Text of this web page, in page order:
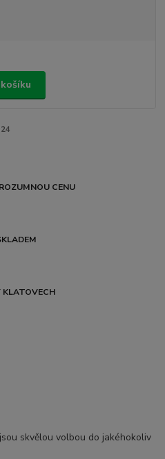
CENU
KLATOVECH
skvělou volbou do jakéhokoliv